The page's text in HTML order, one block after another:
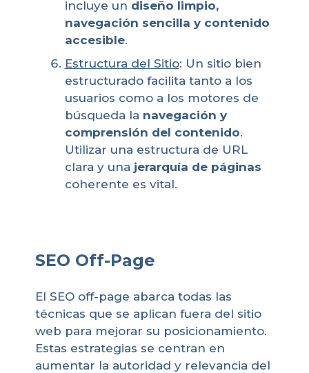
incluye un diseño limpio,
navegación sencilla y contenido
accesible.
Estructura del Sitio: Un sitio bien
estructurado facilita tanto a los
usuarios como a los motores de
búsqueda la navegación y
comprensión del contenido.
Utilizar una estructura de URL
clara y una jerarquía de páginas
coherente es vital.
SEO Off-Page
El SEO off-page abarca todas las
técnicas que se aplican fuera del sitio
web para mejorar su posicionamiento.
Estas estrategias se centran en
aumentar la autoridad y relevancia del